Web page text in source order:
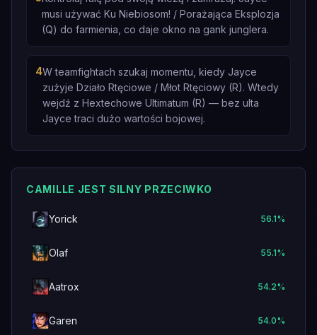
musi używać Ku Niebiosom! / Porażająca Eksplozja
(Q) do farmienia, co daje okno na gank junglera.
4W teamfightach szukaj momentu, kiedy Jayce
zużyje Działo Rtęciowe / Młot Rtęciowy (R). Wtedy
wejdź z Hextechowe Ultimatum (R) — bez ulta
Jayce traci dużo wartości bojowej.
CAMILLE JEST SILNY PRZECIWKO
Yorick 56.1%
Olaf 55.1%
Aatrox 54.2%
Garen 54.0%